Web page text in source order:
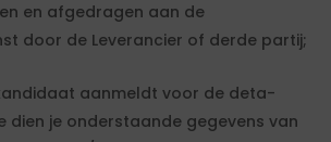
en afgedragen aan de
door de Leverancier of derde partij;
aanmeldt voor de deta-
dien je onderstaande gegevens van